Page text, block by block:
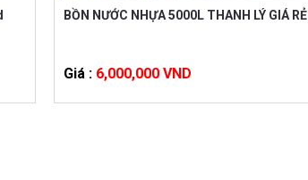
BỒN NƯỚC NHỰA 5000L THANH LÝ GIÁ RẺ
Giá : 6,000,000 VND